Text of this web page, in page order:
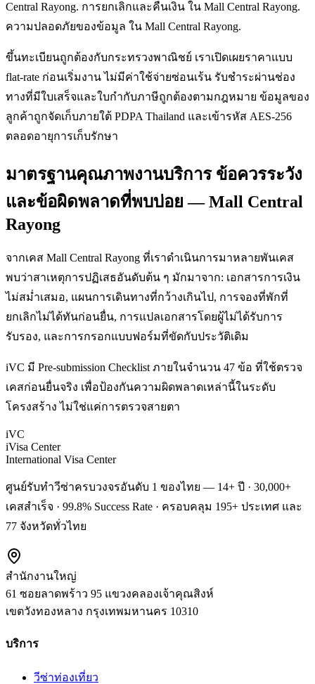
Central Rayong. การยกเลิกและคืนเงิน ใน Mall Central Rayong.
ความปลอดภัยของข้อมูล ใน Mall Central Rayong.
ขึ้นทะเบียนถูกต้องกับกระทรวงพาณิชย์ เราเปิดเผยราคาแบบ
flat-rate ก่อนเริ่มงาน ไม่มีค่าใช้จ่ายซ่อนเร้น รับชำระผ่านช่อง
ทางที่มีใบเสร็จและใบกำกับภาษีถูกต้องตามกฎหมาย ข้อมูลของ
ลูกค้าถูกจัดเก็บภายใต้ PDPA Thailand และเข้ารหัส AES-256
ตลอดอายุการเก็บรักษา
มาตรฐานคุณภาพงานบริการ ข้อควรระวัง
และข้อผิดพลาดที่พบบ่อย — Mall Central
Rayong
จากเคส Mall Central Rayong ที่เราดำเนินการมาหลายพันเคส
พบว่าสาเหตุการปฏิเสธอันดับต้น ๆ มักมาจาก: เอกสารการเงิน
ไม่สม่ำเสมอ, แผนการเดินทางที่กว้างเกินไป, การจองที่พักที่
ยกเลิกไม่ได้ทันก่อนยื่น, การแปลเอกสารโดยผู้ไม่ได้รับการ
รับรอง, และการกรอกแบบฟอร์มที่ขัดกับประวัติเดิม
iVC มี Pre-submission Checklist ภายในจำนวน 47 ข้อ ที่ใช้ตรวจ
เคสก่อนยื่นจริง เพื่อป้องกันความผิดพลาดเหล่านี้ในระดับ
โครงสร้าง ไม่ใช่แค่การตรวจสายตา
iVC
iVisa Center
International Visa Center
ศูนย์รับทำวีซ่าครบวงจรอันดับ 1 ของไทย — 14+ ปี · 30,000+
เคสสำเร็จ · 99.8% Success Rate · ครอบคลุม 195+ ประเทศ และ
77 จังหวัดทั่วไทย
สำนักงานใหญ่
61 ซอยลาดพร้าว 95 แขวงคลองเจ้าคุณสิงห์
เขตวังทองหลาง กรุงเทพมหานคร 10310
บริการ
วีซ่าท่องเที่ยว